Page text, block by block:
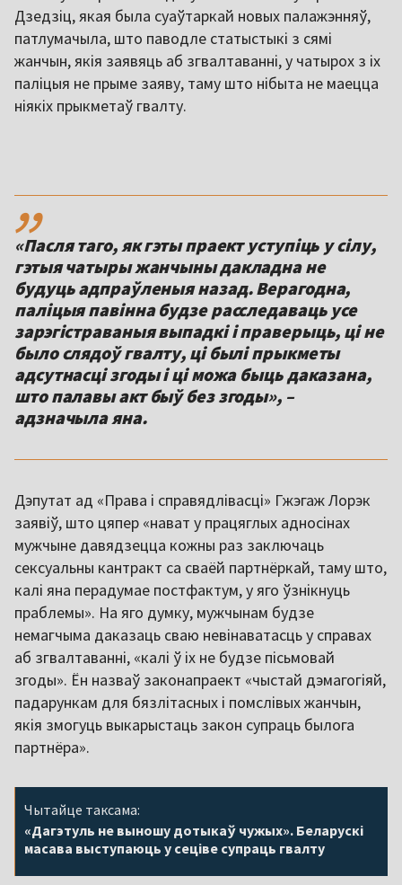
Дзедзіц, якая была суаўтаркай новых палажэнняў,
патлумачыла, што паводле статыстыкі з сямі
жанчын, якія заявяць аб згвалтаванні, у чатырох з іх
паліцыя не прыме заяву, таму што нібыта не маецца
ніякіх прыкметаў гвалту.
,,
«Пасля таго, як гэты праект уступіць у сілу,
гэтыя чатыры жанчыны дакладна не
будуць адпраўленыя назад. Верагодна,
паліцыя павінна будзе расследаваць усе
зарэгістраваныя выпадкі і праверыць, ці не
было слядоў гвалту, ці былі прыкметы
адсутнасці згоды і ці можа быць даказана,
што палавы акт быў без згоды», –
адзначыла яна.
Дэпутат ад «Права і справядлівасці» Гжэгаж Лорэк
заявіў, што цяпер «нават у працяглых адносінах
мужчыне давядзецца кожны раз заключаць
сексуальны кантракт са сваёй партнёркай, таму што,
калі яна перадумае постфактум, у яго ўзнікнуць
праблемы». На яго думку, мужчынам будзе
немагчыма даказаць сваю невінаватасць у справах
аб згвалтаванні, «калі ў іх не будзе пісьмовай
згоды». Ён назваў законапраект «чыстай дэмагогіяй,
падарункам для бязлітасных і помслівых жанчын,
якія змогуць выкарыстаць закон супраць былога
партнёра».
Чытайце таксама:
«Дагэтуль не выношу дотыкаў чужых». Беларускі
масава выступаюць у сеціве супраць гвалту